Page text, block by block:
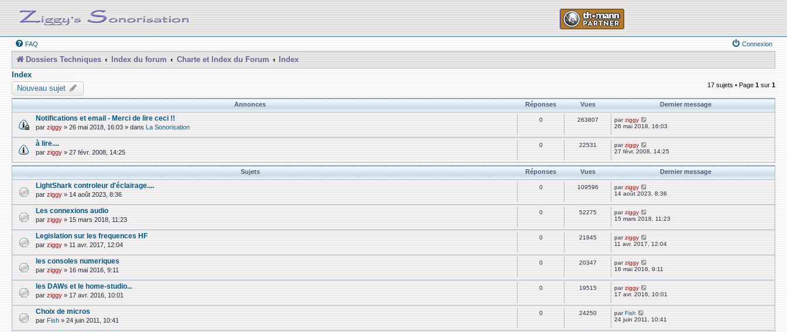
FAQ Connexion
Dossiers Techniques Index du forum Charte et Index du Forum
Index
Index
Nouveau sujet
17 sujets • Page 1 sur 1
Annonces Réponses Vues Dernier message
Notifications et email - Merci de lire ceci !!
par ziggy » 26 mai 2018, 16:03 » dans La Sonorisation
0 263807 parziggy
26 mai 2018, 16:03
à lire....
par ziggy » 27 févr. 2008, 14:25
0 22531 parziggy
27 févr. 2008, 14:25
Sujets Réponses Vues Dernier message
LightShark controleur d'éclairage....
par ziggy » 14 août 2023, 8:36
0 109596 parziggy
14 août 2023, 8:36
Les connexions audio
par ziggy » 15 mars 2018, 11:23
0 52275 parziggy
15 mars 2018, 11:23
Legislation sur les frequences HF
par ziggy » 11 avr. 2017, 12:04
0 21845 parziggy
11 avr. 2017, 12:04
les consoles numeriques
par ziggy » 16 mai 2016, 9:11
0 20347 parziggy
16 mai 2016, 9:11
les DAWs et le home-studio...
par ziggy » 17 avr. 2016, 10:01
0 19515 parziggy
17 avr. 2016, 10:01
Choix de micros
par Fish » 24 juin 2011, 10:41
0 24250 parFish
24 juin 2011, 10:41